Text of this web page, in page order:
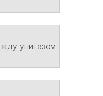
унитазом